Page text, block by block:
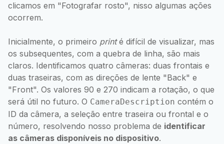
clicamos em "Fotografar rosto", nisso algumas ações
ocorrem.
Inicialmente, o primeiro printé difícil de visualizar, mas
os subsequentes, com a quebra de linha, são mais
claros. Identificamos quatro câmeras: duas frontais e
duas traseiras, com as direções de lente "Back" e
"Front". Os valores 90 e 270 indicam a rotação, o que
será útil no futuro. O CameraDescription contém o
ID da câmera, a seleção entre traseira ou frontal e o
número, resolvendo nosso problema de identificar
as câmeras disponíveis no dispositivo.